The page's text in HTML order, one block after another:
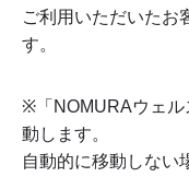
ご利用いただいたお
す。
※「NOMURAウェル
動します。
自動的に移動しない